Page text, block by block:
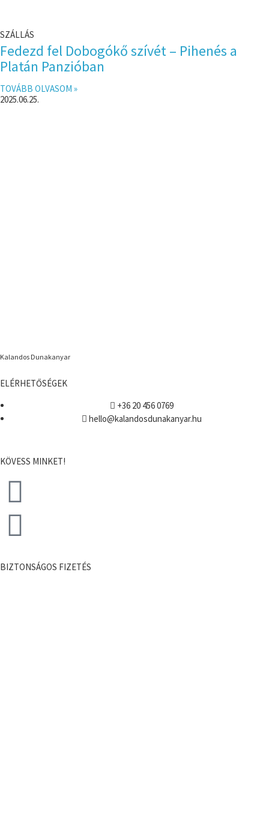
SZÁLLÁS
Fedezd fel Dobogókő szívét – Pihenés a
Platán Panzióban
TOVÁBB OLVASOM »
2025.06.25.
Kalandos Dunakanyar
ELÉRHETŐSÉGEK
+36 20 456 0769
hello@kalandosdunakanyar.hu
KÖVESS MINKET!
BIZTONSÁGOS FIZETÉS